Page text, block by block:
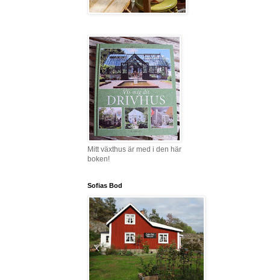
Mitt växthus är med i den här
boken!
Sofias Bod